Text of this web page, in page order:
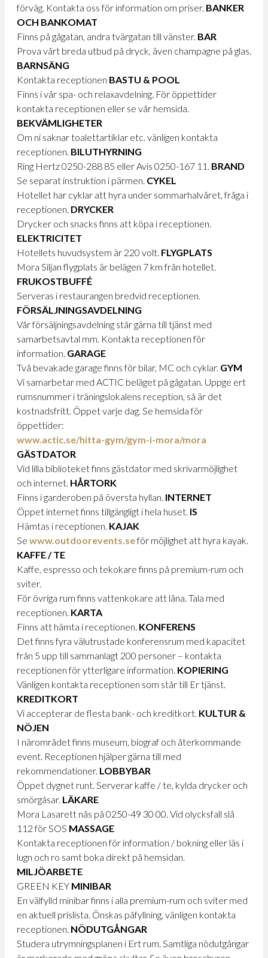
förväg. Kontakta oss för information om priser. BANKER
OCH BANKOMAT
Finns på gågatan, andra tvärgatan till vänster. BAR
Prova vårt breda utbud på dryck, även champagne på glas.
BARNSÄNG
Kontakta receptionen BASTU & POOL
Finns i vår spa- och relaxavdelning. För öppettider
kontakta receptionen eller se vår hemsida.
BEKVÄMLIGHETER
Om ni saknar toalettartiklar etc. vänligen kontakta
receptionen. BILUTHYRNING
Ring Hertz 0250-288 85 eller Avis 0250-167 11. BRAND
Se separat instruktion i pärmen. CYKEL
Hotellet har cyklar att hyra under sommarhalvåret, fråga i
receptionen. DRYCKER
Drycker och snacks finns att köpa i receptionen.
ELEKTRICITET
Hotellets huvudsystem är 220 volt. FLYGPLATS
Mora Siljan flygplats är belägen 7 km från hotellet.
FRUKOSTBUFFÉ
Serveras i restaurangen bredvid receptionen.
FÖRSÄLJNINGSAVDELNING
Vår försäljningsavdelning står gärna till tjänst med
samarbetsavtal mm. Kontakta receptionen för
information. GARAGE
Två bevakade garage finns för bilar, MC och cyklar. GYM
Vi samarbetar med ACTIC beläget på gågatan. Uppge ert
rumsnummer i träningslokalens reception, så är det
kostnadsfritt. Öppet varje dag. Se hemsida för
öppettider:
www.actic.se/hitta-gym/gym-i-mora/mora
GÄSTDATOR
Vid lilla biblioteket finns gästdator med skrivarmöjlighet
och internet. HÅRTORK
Finns i garderoben på översta hyllan. INTERNET
Öppet internet finns tillgängligt i hela huset. IS
Hämtas i receptionen. KAJAK
Se www.outdoorevents.seför möjlighet att hyra kayak.
KAFFE / TE
Kaffe, espresso och tekokare finns på premium-rum och
sviter.
För övriga rum finns vattenkokare att låna. Tala med
receptionen. KARTA
Finns att hämta i receptionen. KONFERENS
Det finns fyra välutrustade konferensrum med kapacitet
från 5 upp till sammanlagt 200 personer – kontakta
receptionen för ytterligare information. KOPIERING
Vänligen kontakta receptionen som står till Er tjänst.
KREDITKORT
Vi accepterar de flesta bank- och kreditkort. KULTUR &
NÖJEN
I närområdet finns museum, biograf och återkommande
event. Receptionen hjälper gärna till med
rekommendationer. LOBBYBAR
Öppet dygnet runt. Serverar kaffe / te, kylda drycker och
smörgåsar. LÄKARE
Mora Lasarett nås på 0250-49 30 00. Vid olycksfall slå
112 för SOS MASSAGE
Kontakta receptionen för information / bokning eller läs i
lugn och ro samt boka direkt på hemsidan.
MILJÖARBETE
GREEN KEY MINIBAR
En välfylld minibar finns i alla premium-rum och sviter med
en aktuell prislista. Önskas påfyllning, vänligen kontakta
receptionen. NÖDUTGÅNGAR
Studera utrymningsplanen i Ert rum. Samtliga nödutgångar